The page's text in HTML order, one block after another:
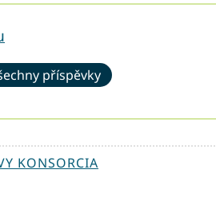
příspěvky
KONSORCIA